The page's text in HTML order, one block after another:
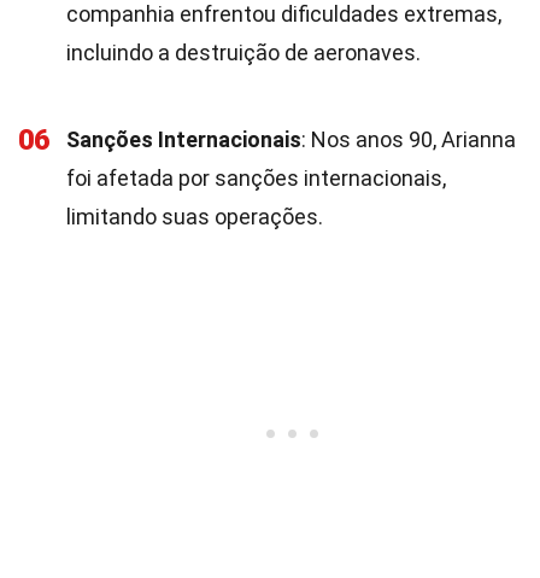
companhia enfrentou dificuldades extremas,
incluindo a destruição de aeronaves.
06 Sanções Internacionais: Nos anos 90, Arianna
foi afetada por sanções internacionais,
limitando suas operações.